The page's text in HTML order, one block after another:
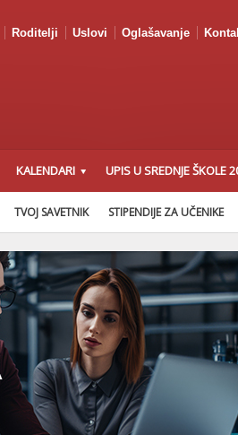
Roditelji Uslovi Oglašavanje
KALENDARI UPIS U SREDNJE ŠKOLE
TVOJ SAVETNIK STIPENDIJE ZA UČENIKE